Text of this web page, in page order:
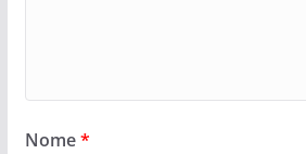
Nome*